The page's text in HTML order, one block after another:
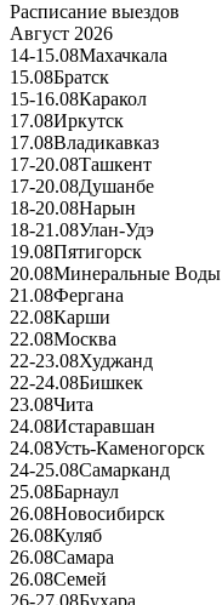
Расписание выездов
Август 2026
14-15.08Махачкала
15.08Братск
15-16.08Каракол
17.08Иркутск
17.08Владикавказ
17-20.08Ташкент
17-20.08Душанбе
18-20.08Нарын
18-21.08Улан-Удэ
19.08Пятигорск
20.08Минеральные Воды
21.08Фергана
22.08Карши
22.08Москва
22-23.08Худжанд
22-24.08Бишкек
23.08Чита
24.08Истаравшан
24.08Усть-Каменогорск
24-25.08Самарканд
25.08Барнаул
26.08Новосибирск
26.08Куляб
26.08Самара
26.08Семей
26-27.08Бухара